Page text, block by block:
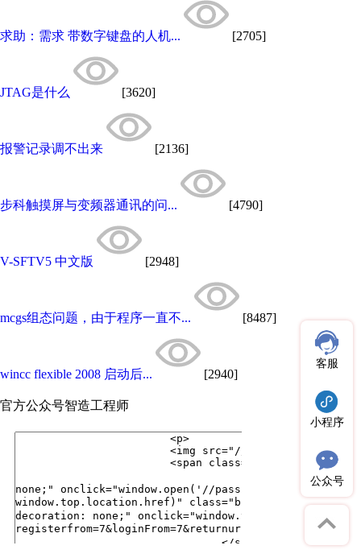
求助：需求 带数字键盘的人机... [2705]
JTAG是什么 [3620]
报警记录调不出来 [2136]
步科触摸屏与变频器通讯的问... [4790]
V-SFTV5 中文版 [2948]
mcgs组态问题，由于程序一直不... [8487]
wincc flexible 2008 启动后... [2940]
官方公众号智造工程师
客服
小程序
公众号